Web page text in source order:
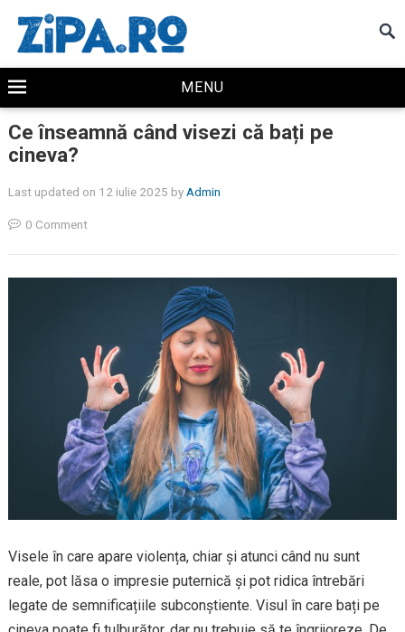
MENU
Ce înseamnă când visezi că bați pe
cineva?
Last updated on 12 iulie 2025 by Admin
0 Comment
Visele în care apare violența, chiar și atunci când nu sunt
reale, pot lăsa o impresie puternică și pot ridica întrebări
legate de semnificațiile subconștiente. Visul în care bați pe